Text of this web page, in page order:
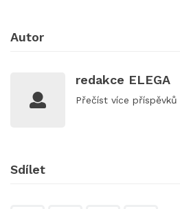
Autor
redakce ELEGA
Přečíst více příspěvků
Sdílet